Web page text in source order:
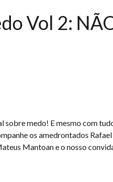
Vol 2:
sobre medo! E mesmo com
os amedrontados
Mantoan e o nosso